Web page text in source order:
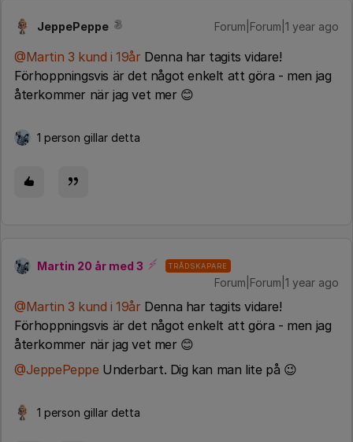
JeppePeppe Forum|Forum|1 year ago
@Martin 3 kund i 19år Denna har tagits vidare!
Förhoppningsvis är det något enkelt att göra - men jag
återkommer när jag vet mer 😊
1 person gillar detta
Martin 20 år med 3 TRÅDSKAPARE
Forum|Forum|1 year ago
@Martin 3 kund i 19år Denna har tagits vidare!
Förhoppningsvis är det något enkelt att göra - men jag
återkommer när jag vet mer 😊
@JeppePeppeUnderbart. Dig kan man lite på 😉
1 person gillar detta